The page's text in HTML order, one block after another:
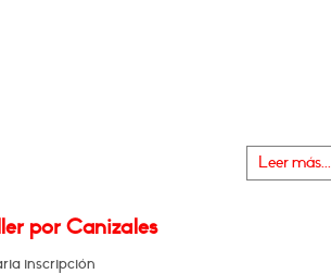
Leer más...
por Canizales
inscripción